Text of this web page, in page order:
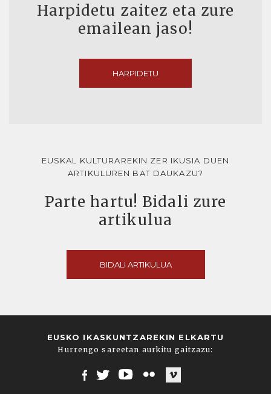
Harpidetu zaitez eta zure
emailean jaso!
HARPIDETU
EUSKAL KULTURAREKIN ZER IKUSIA DUEN
ARTIKULUREN BAT DAUKAZU?
Parte hartu! Bidali zure
artikulua
BIDALI ARTIKULUA
EUSKO IKASKUNTZAREKIN ELKARTU
Hurrengo sareetan aurkitu gaitzazu: